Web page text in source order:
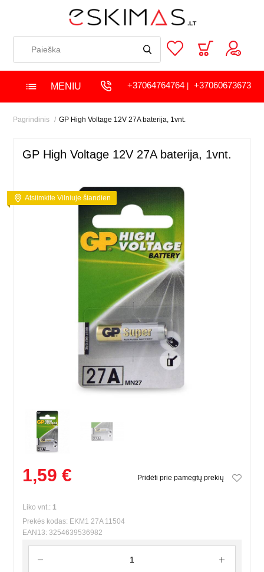
MENIU +37064764764| +37060673673
Pagrindinis GP High Voltage 12V 27A baterija, 1vnt.
GP High Voltage 12V 27A baterija, 1vnt.
Atsiimkite Vilniuje šiandien
1,59 € Pridėti prie pamėgtų prekių
Liko vnt.: 1
Prekės kodas: EKM1 27A 11504
EAN13: 3254639536982